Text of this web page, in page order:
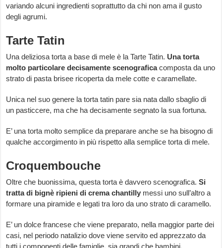
variando alcuni ingredienti soprattutto da chi non ama il gusto
degli agrumi.
Tarte Tatin
Una deliziosa torta a base di mele è la Tarte Tatin. Una torta
molto particolare decisamente scenograficacomposta da uno
strato di pasta brisee ricoperta da mele cotte e caramellate.
Unica nel suo genere la torta tatin pare sia nata dallo sbaglio di
un pasticcere, ma che ha decisamente segnato la sua fortuna.
E’ una torta molto semplice da preparare anche se ha bisogno di
qualche accorgimento in più rispetto alla semplice torta di mele.
Croquembouche
Oltre che buonissima, questa torta è davvero scenografica.Si
tratta di bignè ripieni di crema chantilly messi uno sull’altro a
formare una piramide e legati tra loro da uno strato di caramello.
E’ un dolce francese che viene preparato, nella maggior parte dei
casi, nel periodo natalizio dove viene servito ed apprezzato da